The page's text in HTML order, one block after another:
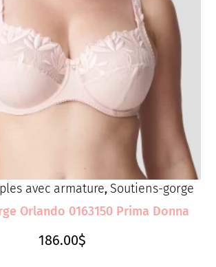
avec armature, Soutiens-gorge
Orlando 0163150 Prima Donna
186.00$